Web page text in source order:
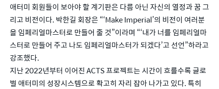
애터미 회원들이 보아야 할 계기판은 다름 아닌 자신의 열정과 꿈 그
리고 비전이다. 박한길 회장은 “‘Make Imperial’의 비전이 여러분
을 임페리얼마스터로 만들어 줄 것”이라며 “‘내가 너를 임페리얼마
스터로 만들어 주고 나도 임페리얼마스터가 되겠다’고 선언”하라고
강조했다.
지난 2022년부터 이어진 ACTS 프로젝트는 시간이 흐를수록 글로
벌 애터미의 성장시스템으로 확고히 자리 잡아 나가고 있다. 특히